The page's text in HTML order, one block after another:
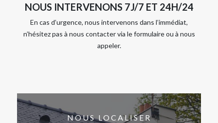
NOUS INTERVENONS 7J/7 ET 24H/24
En cas d’urgence, nous intervenons dans l’immédiat,
n’hésitez pas à nous contacter via le formulaire ou à nous
appeler.
NOUS LOCALISER